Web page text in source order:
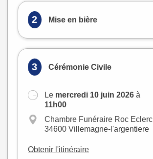
2 Mise en bière
3 Cérémonie Civile
Le mercredi 10 juin 2026 à
11h00
Chambre Funéraire Roc Eclerc
34600 Villemagne-l'argentiere
Obtenir l'itinéraire